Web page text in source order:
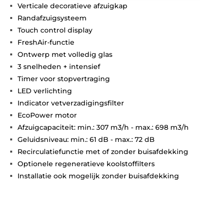
Verticale decoratieve afzuigkap
Randafzuigsysteem
Touch control display
FreshAir-functie
Ontwerp met volledig glas
3 snelheden + intensief
Timer voor stopvertraging
LED verlichting
Indicator vetverzadigingsfilter
EcoPower motor
Afzuigcapaciteit: min.: 307 m3/h - max.: 698 m3/h
Geluidsniveau: min.: 61 dB - max.: 72 dB
Recirculatiefunctie met of zonder buisafdekking
Optionele regeneratieve koolstoffilters
Installatie ook mogelijk zonder buisafdekking